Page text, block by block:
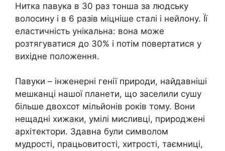
Нитка павука в 30 раз тонша за людську
волосину і в 6 разів міцніше сталі і нейлону. Її
еластичність унікальна: вона може
розтягуватися до 30% і потім повертатися у
вихідне положення.
Павуки – інженерні генії природи, найдавніші
мешканці нашої планети, що заселили сушу
більше двохсот мільйонів років тому. Вони
нещадні хижаки, умілі мисливці, природжені
архітектори. Здавна були символом
мудрості, працьовитості, хитрості, таємниці,